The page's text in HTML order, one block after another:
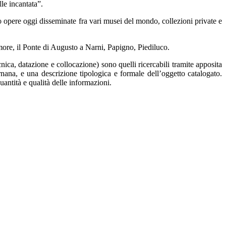
incantata”.
oggi disseminate fra vari musei del mondo, collezioni private e
il Ponte di Augusto a Narni, Papigno, Piediluco.
datazione e collocazione) sono quelli ricercabili tramite apposita
e una descrizione tipologica e formale dell’oggetto catalogato.
e qualità delle informazioni.